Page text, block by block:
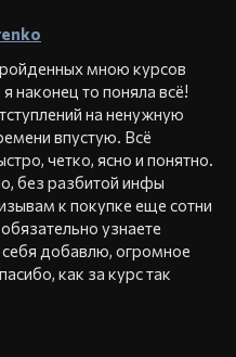
мною курсов
наконец то поняла всё!
на ненужную
впустую. Всё
четко, ясно и понятно.
без разбитой инфы
к покупке еще сотни
узнаете
добавлю, огромное
как за курс так